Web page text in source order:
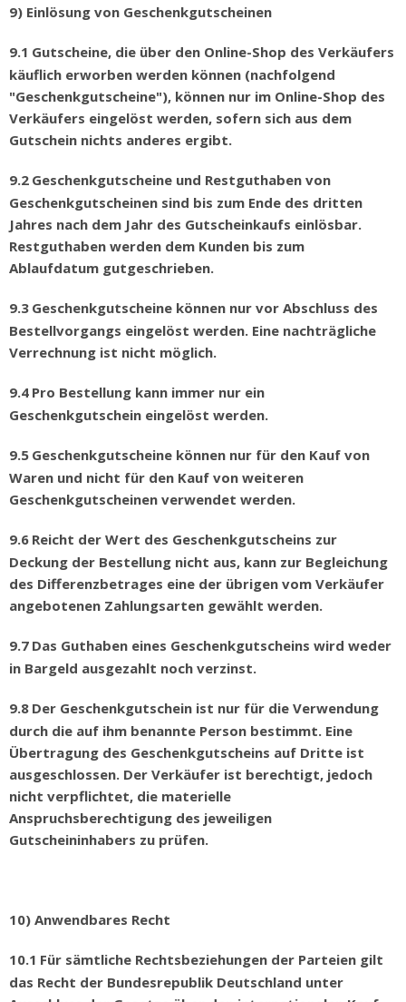
9) Einlösung von Geschenkgutscheinen
9.1 Gutscheine, die über den Online-Shop des Verkäufers
käuflich erworben werden können (nachfolgend
"Geschenkgutscheine"), können nur im Online-Shop des
Verkäufers eingelöst werden, sofern sich aus dem
Gutschein nichts anderes ergibt.
9.2 Geschenkgutscheine und Restguthaben von
Geschenkgutscheinen sind bis zum Ende des dritten
Jahres nach dem Jahr des Gutscheinkaufs einlösbar.
Restguthaben werden dem Kunden bis zum
Ablaufdatum gutgeschrieben.
9.3 Geschenkgutscheine können nur vor Abschluss des
Bestellvorgangs eingelöst werden. Eine nachträgliche
Verrechnung ist nicht möglich.
9.4 Pro Bestellung kann immer nur ein
Geschenkgutschein eingelöst werden.
9.5 Geschenkgutscheine können nur für den Kauf von
Waren und nicht für den Kauf von weiteren
Geschenkgutscheinen verwendet werden.
9.6 Reicht der Wert des Geschenkgutscheins zur
Deckung der Bestellung nicht aus, kann zur Begleichung
des Differenzbetrages eine der übrigen vom Verkäufer
angebotenen Zahlungsarten gewählt werden.
9.7 Das Guthaben eines Geschenkgutscheins wird weder
in Bargeld ausgezahlt noch verzinst.
9.8 Der Geschenkgutschein ist nur für die Verwendung
durch die auf ihm benannte Person bestimmt. Eine
Übertragung des Geschenkgutscheins auf Dritte ist
ausgeschlossen. Der Verkäufer ist berechtigt, jedoch
nicht verpflichtet, die materielle
Anspruchsberechtigung des jeweiligen
Gutscheininhabers zu prüfen.
10) Anwendbares Recht
10.1 Für sämtliche Rechtsbeziehungen der Parteien gilt
das Recht der Bundesrepublik Deutschland unter